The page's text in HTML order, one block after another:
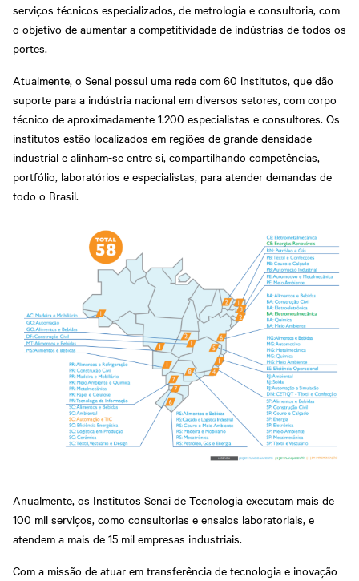
serviços técnicos especializados, de metrologia e consultoria, com
o objetivo de aumentar a competitividade de indústrias de todos os
portes.
Atualmente, o Senai possui uma rede com 60 institutos, que dão
suporte para a indústria nacional em diversos setores, com corpo
técnico de aproximadamente 1.200 especialistas e consultores. Os
institutos estão localizados em regiões de grande densidade
industrial e alinham-se entre si, compartilhando competências,
portfólio, laboratórios e especialistas, para atender demandas de
todo o Brasil.
Anualmente, os Institutos Senai de Tecnologia executam mais de
100 mil serviços, como consultorias e ensaios laboratoriais, e
atendem a mais de 15 mil empresas industriais.
Com a missão de atuar em transferência de tecnologia e inovação